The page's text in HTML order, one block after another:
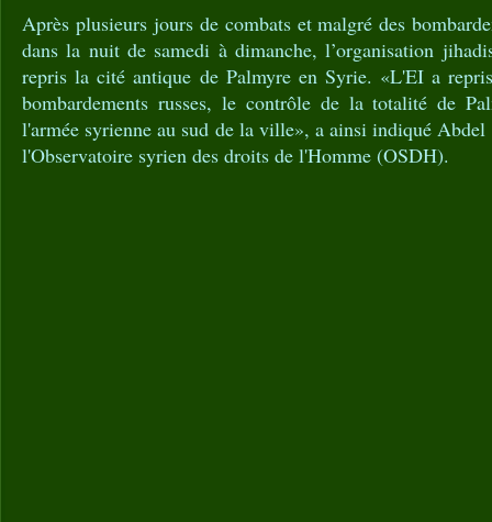
Après plusieurs jours de combats et malgré des
dans la nuit de samedi à dimanche, l’organisation
repris la cité antique de Palmyre en Syrie. «L'EI a
bombardements russes, le contrôle de la totalité de
l'armée syrienne au sud de la ville», a ainsi indiqué
l'Observatoire syrien des droits de l'Homme (OSDH).